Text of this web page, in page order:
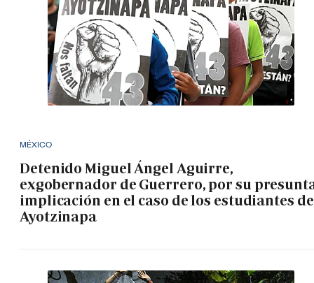
MÉXICO
Detenido Miguel Ángel Aguirre,
exgobernador de Guerrero, por su
implicación en el caso de los estudiantes de
Ayotzinapa